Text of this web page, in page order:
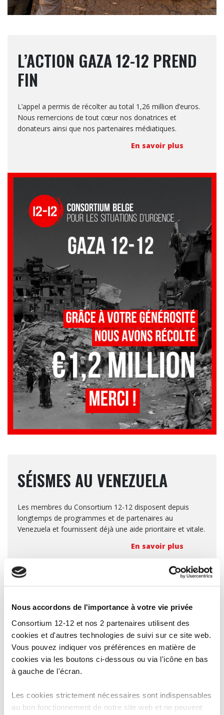
Nous accordons de l'importance à votre vie privée
Consortium 12-12 et nos 2 partenaires utilisent des
cookies et d'autres technologies de suivi sur ce site web.
Vous pouvez indiquer vos préférences en matière de
cookies via les boutons ci-dessous ou via l'icône en bas
à gauche de l'écran.
Les cookies strictement nécessaires sont indispensables
au bon fonctionnement de notre site web et ne peuvent
L’ACTION GAZA 12-12 PREND
FIN
L’appel a permis de récolter au total 1,26 million d’euros.
Nous remercions de tout cœur nos donatrices et
donateurs ainsi que nos partenaires médiatiques.
En savoir plus
SÉISMES AU VENEZUELA
Les membres du Consortium 12-12 disposent depuis
longtemps de programmes et de partenaires au
Venezuela et fournissent déjà une aide prioritaire et vitale.
En savoir plus